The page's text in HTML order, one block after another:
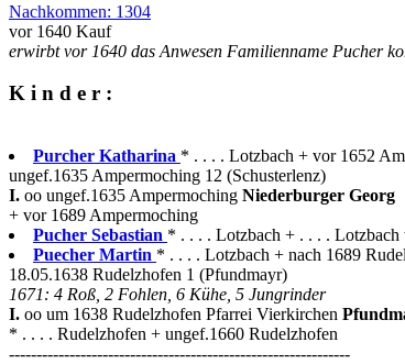
Nachkommen: 1304
vor 1640 Kauf
erwirbt vor 1640 das Anwesen Familienname Pucher
K i n d e r :
Purcher Katharina * . . . . Lotzbach + vor 1652
ungef.1635 Ampermoching 12 (Schusterlenz)
I. oo ungef.1635 Ampermoching Niederburger Georg
+ vor 1689 Ampermoching
Pucher Sebastian * . . . . Lotzbach + . . . .
Puecher Martin * . . . . Lotzbach + nach 1689
18.05.1638 Rudelzhofen 1 (Pfundmayr)
1671: 4 Roß, 2 Fohlen, 6 Kühe, 5 Jungrinder
I. oo um 1638 Rudelzhofen Pfarrei Vierkirchen
* . . . . Rudelzhofen + ungef.1660 Rudelzhofen
--------------------------------------------------------------